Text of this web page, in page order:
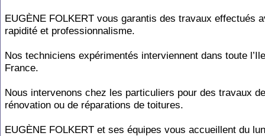
EUGÈNE FOLKERT vous garantis des travaux effectués
rapidité et professionnalisme.
Nos techniciens expérimentés interviennent dans toute
France.
Nous intervenons chez les particuliers pour des travaux de
rénovation ou de réparations de toitures.
EUGÈNE FOLKERT et ses équipes vous accueillent du